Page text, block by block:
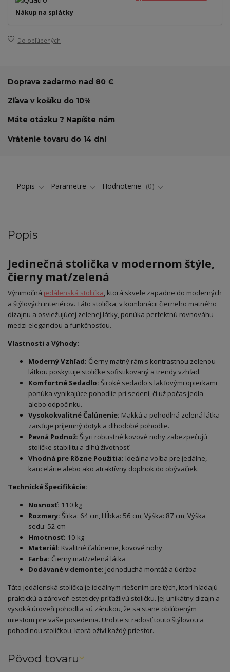
Nákup na splátky
Do obľúbených
Doprava zadarmo nad 80 €
Zľava v košíku do 10%
Máte otázku ? Napíšte nám
Vrátenie tovaru do 14 dní
Popis Parametre Hodnotenie 0
Popis
Jedinečná stolička v modernom štýle,
čierny mat/zelená
Výnimočná jedálenská stolička, ktorá skvele zapadne do moderných
a štýlových interiérov. Táto stolička, v kombinácii čierneho matného
dizajnu a osviežujúcej zelenej látky, ponúka perfektnú rovnováhu
medzi eleganciou a funkčnosťou.
Vlastnosti a Výhody:
Moderný Vzhľad: Čierny matný rám s kontrastnou zelenou
látkou poskytuje stoličke sofistikovaný a trendy vzhľad.
Komfortné Sedadlo: Široké sedadlo s lakťovými opierkami
ponúka vynikajúce pohodlie pri sedení, či už počas jedla
alebo odpočinku.
Vysokokvalitné Čalúnenie: Mäkká a pohodlná zelená látka
zaisťuje príjemný dotyk a dlhodobé pohodlie.
Pevná Podnož: Štyri robustné kovové nohy zabezpečujú
stoličke stabilitu a dlhú životnosť.
Vhodná pre Rôzne Použitia: Ideálna voľba pre jedálne,
kancelárie alebo ako atraktívny doplnok do obývačiek.
Technické Špecifikácie:
Nosnosť: 110 kg
Rozmery: Šírka: 64 cm, Hĺbka: 56 cm, Výška: 87 cm, Výška
sedu: 52 cm
Hmotnosť: 10 kg
Materiál: Kvalitné čalúnenie, kovové nohy
Farba: Čierny mat/zelená látka
Dodávané v demonte: Jednoduchá montáž a údržba
Táto jedálenská stolička je ideálnym riešením pre tých, ktorí hľadajú
praktickú a zároveň esteticky príťažlivú stoličku. Jej unikátny dizajn a
vysoká úroveň pohodlia sú zárukou, že sa stane obľúbeným
miestom pre vaše posedenia. Urobte si radosť touto štýlovou a
pohodlnou stoličkou, ktorá oživí každý priestor.
Pôvod tovaru